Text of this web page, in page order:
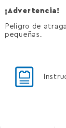
¡Advertencia!
Peligro de
pequeñas.